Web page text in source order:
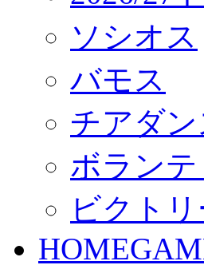
ソシオス
バモス
チアダ
ボランテ
ビクト